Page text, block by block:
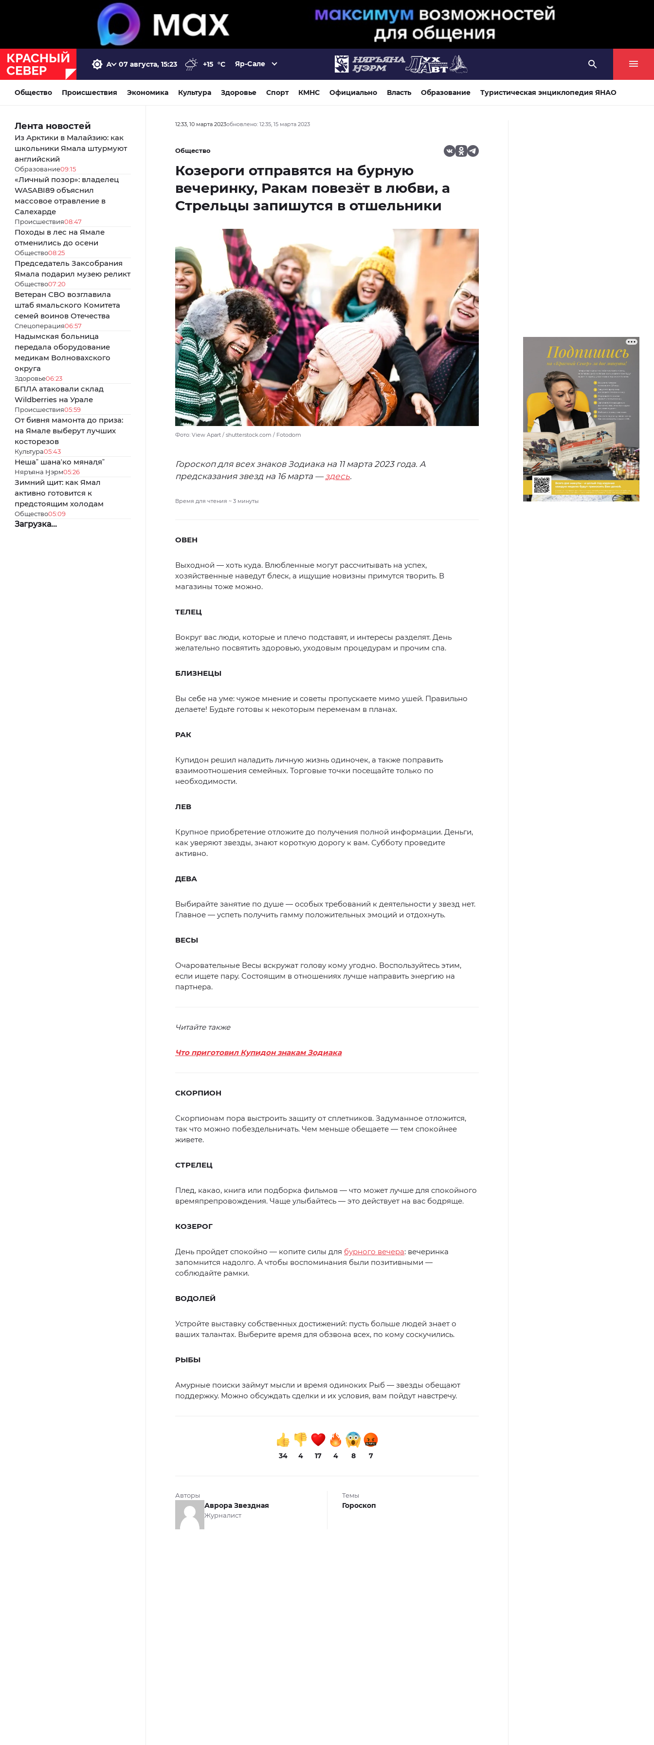
07 августа, 15:23 +15 °C Яр-Сале
Общество Происшествия Экономика Культура Здоровье Спорт КМНС Официально Власть Образование Туристическая энциклопедия ЯНАО
Лента новостей
Из Арктики в Малайзию: как
школьники Ямала штурмуют
английский
Образование09:15
«Личный позор»: владелец
WASABI89 объяснил
массовое отравление в
Салехарде
Происшествия08:47
Походы в лес на Ямале
отменились до осени
Общество08:25
Председатель Заксобрания
Ямала подарил музею реликт
Общество07:20
Ветеран СВО возглавила
штаб ямальского Комитета
семей воинов Отечества
Спецоперация06:57
Надымская больница
передала оборудование
медикам Волновахского
округа
Здоровье06:23
БПЛА атаковали склад
Wildberries на Урале
Происшествия05:59
От бивня мамонта до приза:
на Ямале выберут лучших
косторезов
Культура05:43
Нешаˮ шанаʼко мянаԯяˮ
Няръяна Ӈэрм05:26
Зимний щит: как Ямал
активно готовится к
предстоящим холодам
Общество05:09
Загрузка...
12:33, 10 марта 2023обновлено: 12:35, 15 марта 2023
Общество
Козероги отправятся на бурную
вечеринку, Ракам повезёт в любви, а
Стрельцы запишутся в отшельники
Фото: View Apart / shutterstock.com / Fotodom
Гороскоп для всех знаков Зодиака на 11 марта 2023 года. А
предсказания звезд на 16 марта —здесь.
Время для чтения ~ 3 минуты
ОВЕН
Выходной — хоть куда. Влюбленные могут рассчитывать на успех,
хозяйственные наведут блеск, а ищущие новизны примутся творить. В
магазины тоже можно.
ТЕЛЕЦ
Вокруг вас люди, которые и плечо подставят, и интересы разделят. День
желательно посвятить здоровью, уходовым процедурам и прочим спа.
БЛИЗНЕЦЫ
Вы себе на уме: чужое мнение и советы пропускаете мимо ушей. Правильно
делаете! Будьте готовы к некоторым переменам в планах.
РАК
Купидон решил наладить личную жизнь одиночек, а также поправить
взаимоотношения семейных. Торговые точки посещайте только по
необходимости.
ЛЕВ
Крупное приобретение отложите до получения полной информации. Деньги,
как уверяют звезды, знают короткую дорогу к вам. Субботу проведите
активно.
ДЕВА
Выбирайте занятие по душе — особых требований к деятельности у звезд нет.
Главное — успеть получить гамму положительных эмоций и отдохнуть.
ВЕСЫ
Очаровательные Весы вскружат голову кому угодно. Воспользуйтесь этим,
если ищете пару. Состоящим в отношениях лучше направить энергию на
партнера.
Читайте также
Что приготовил Купидон знакам Зодиака
СКОРПИОН
Скорпионам пора выстроить защиту от сплетников. Задуманное отложится,
так что можно побездельничать. Чем меньше обещаете — тем спокойнее
живете.
СТРЕЛЕЦ
Плед, какао, книга или подборка фильмов — что может лучше для спокойного
времяпрепровождения. Чаще улыбайтесь — это действует на вас бодряще.
КОЗЕРОГ
День пройдет спокойно — копите силы для бурного вечера: вечеринка
запомнится надолго. А чтобы воспоминания были позитивными —
соблюдайте рамки.
ВОДОЛЕЙ
Устройте выставку собственных достижений: пусть больше людей знает о
ваших талантах. Выберите время для обзвона всех, по кому соскучились.
РЫБЫ
Амурные поиски займут мысли и время одиноких Рыб — звезды обещают
поддержку. Можно обсуждать сделки и их условия, вам пойдут навстречу.
34 4 17 4 8 7
Авторы
Аврора Звездная
Журналист
Темы
Гороскоп